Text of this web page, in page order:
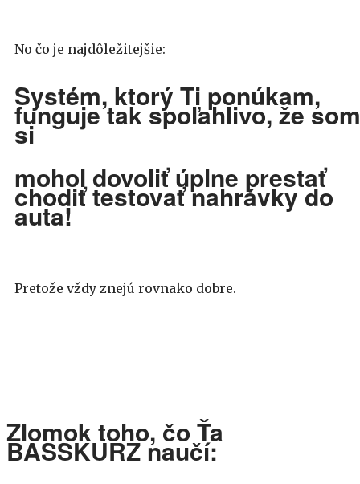
No čo je najdôležitejšie:
Systém, ktorý Ti ponúkam,
funguje tak spoľahlivo, že som
si
moholdovoliťúplne prestať
chodiť testovať nahrávky do
auta!
Pretože vždy znejú rovnako dobre.
Zlomok toho, čo Ťa
BASSKURZ naučí: